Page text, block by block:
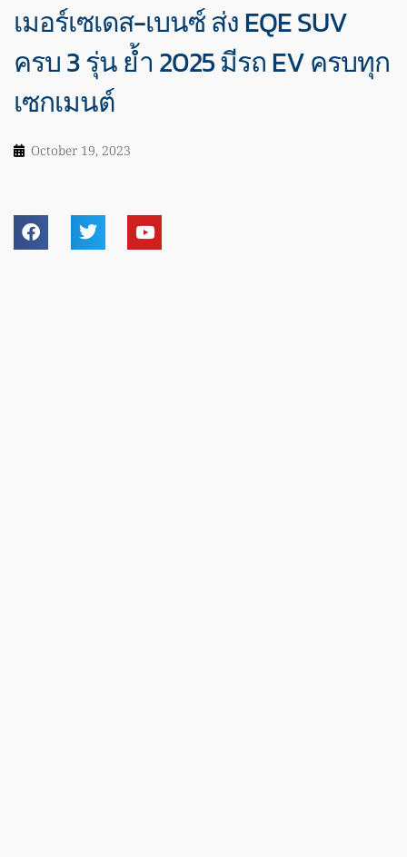
เมอร์เซเดส-เบนซ์ ส่ง EQE SUV
ครบ 3 รุ่น ย้ำ 2025 มีรถ EV ครบทุก
เซกเมนต์
October 19, 2023